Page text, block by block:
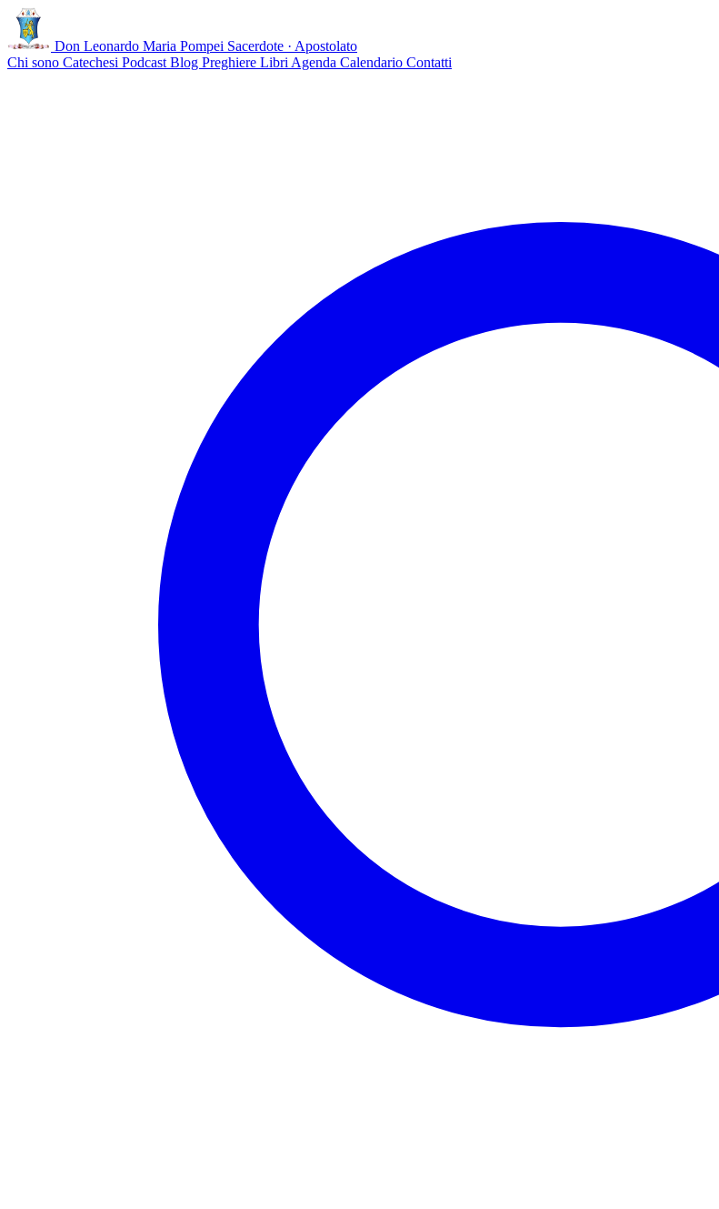
Don Leonardo Maria Pompei Sacerdote · Apostolato
Chi sono Catechesi Podcast Blog Preghiere Libri Agenda Calendario Contatti